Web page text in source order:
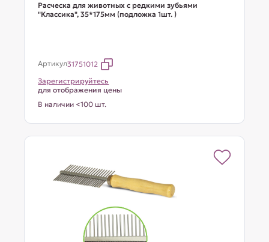
Расческа для животных с редкими зубьями
"Классика", 35*175мм (подложка 1шт. )
Артикул31751012
Зарегистрируйтесь
для отображения цены
В наличии <100 шт.